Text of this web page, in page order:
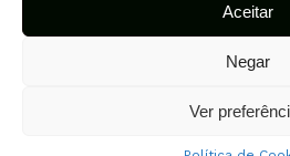
Aceitar
Negar
Ver